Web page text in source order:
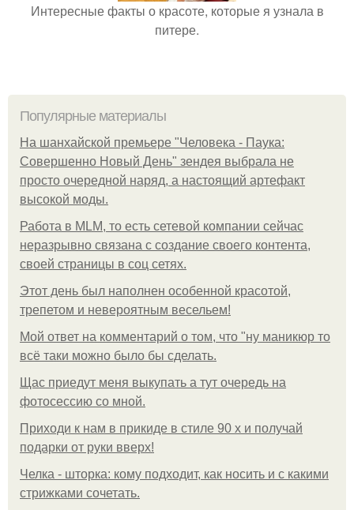
Интересные факты о красоте, которые я узнала в
питере.
Популярные материалы
На шанхайской премьере "Человека - Паука:
Совершенно Новый День" зендея выбрала не
просто очередной наряд, а настоящий артефакт
высокой моды.
Работа в MLM, то есть сетевой компании сейчас
неразрывно связана с создание своего контента,
своей страницы в соц сетях.
Этот день был наполнен особенной красотой,
трепетом и невероятным весельем!
Мой ответ на комментарий о том, что "ну маникюр то
всё таки можно было бы сделать.
Щас приедут меня выкупать а тут очередь на
фотосессию со мной.
Приходи к нам в прикиде в стиле 90 х и получай
подарки от руки вверх!
Челка - шторка: кому подходит, как носить и с какими
стрижками сочетать.